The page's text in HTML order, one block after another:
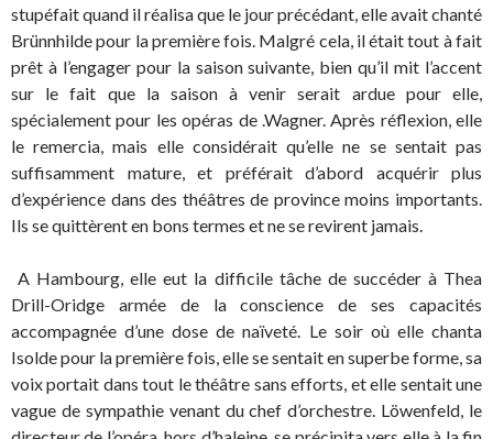
stupéfait quand il réalisa que le jour précédant, elle avait chanté
Brünnhilde pour la première fois. Malgré cela, il était tout à fait
prêt à l’engager pour la saison suivante, bien qu’il mit l’accent
sur le fait que la saison à venir serait ardue pour elle,
spécialement pour les opéras de .Wagner. Après réflexion, elle
le remercia, mais elle considérait qu’elle ne se sentait pas
suffisamment mature, et préférait d’abord acquérir plus
d’expérience dans des théâtres de province moins importants.
Ils se quittèrent en bons termes et ne se revirent jamais.
A Hambourg, elle eut la difficile tâche de succéder à Thea
Drill-Oridge armée de la conscience de ses capacités
accompagnée d’une dose de naïveté. Le soir où elle chanta
Isolde pour la première fois, elle se sentait en superbe forme, sa
voix portait dans tout le théâtre sans efforts, et elle sentait une
vague de sympathie venant du chef d’orchestre. Löwenfeld, le